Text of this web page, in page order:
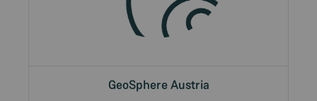
GeoSphere Austria